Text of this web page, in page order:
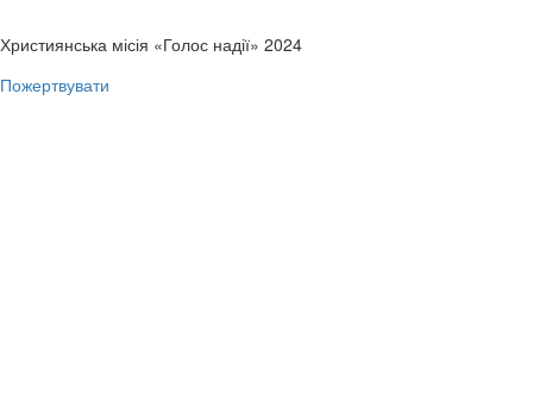
Християнська місія «Голос надії» 2024
Пожертвувати